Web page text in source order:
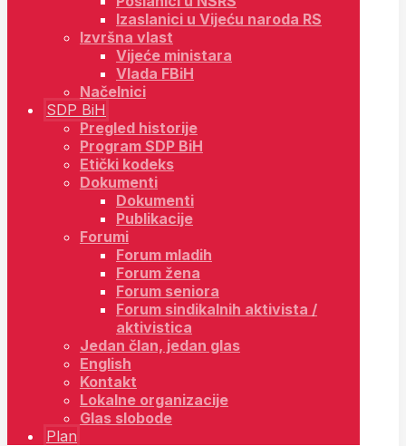
Izaslanici u Vijeću naroda RS
Izvršna vlast
Vijeće ministara
Vlada FBiH
Načelnici
SDP BiH
Pregled historije
Program SDP BiH
Etički kodeks
Dokumenti
Dokumenti
Publikacije
Forumi
Forum mladih
Forum žena
Forum seniora
Forum sindikalnih aktivista /
aktivistica
Jedan član, jedan glas
English
Kontakt
Lokalne organizacije
Glas slobode
Plan